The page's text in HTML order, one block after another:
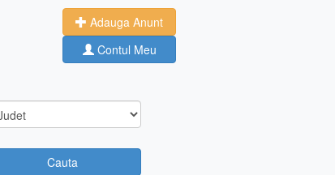
Adauga Anunt
Contul Meu
Cauta